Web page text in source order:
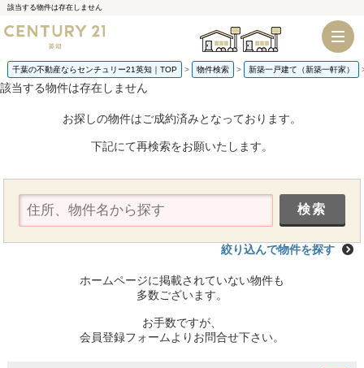
該当する物件は存在しません
千葉店 船橋店
千葉の不動産ならセンチュリー21英知｜TOP 物件検索 新築一戸建て（新築一軒家）
該当する物件は存在しません
お探しの物件はご成約済みとなっております。
下記にて再検索をお願いたします。
絞り込んで物件を探す
ホームページに掲載されていない物件も
多数ございます。
お手数ですが、
会員登録フォームよりお問合せ下さい。